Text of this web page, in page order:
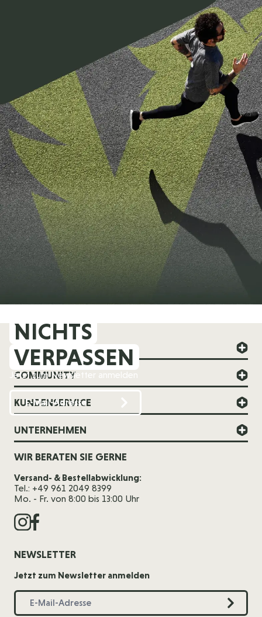
NICHTS
VERPASSEN
Jetzt zum Newsletter anmelden
FOREVER YOUNG
COMMUNITY
KUNDENSERVICE
UNTERNEHMEN
WIR BERATEN SIE GERNE
Versand- & Bestellabwicklung:
Tel.: +49 961 2049 8399
Mo. - Fr. von 8:00 bis 13:00 Uhr
NEWSLETTER
Jetzt zum Newsletter anmelden